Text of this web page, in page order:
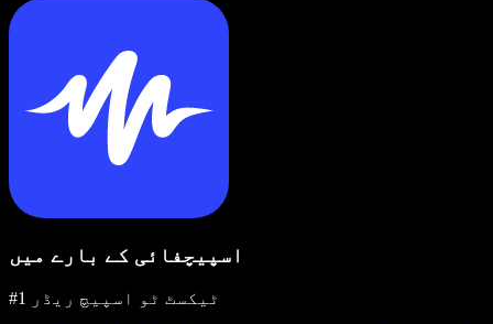
اسپیچفائی کے بارے میں
#1 ٹیکسٹ ٹو اسپیچ ریڈر